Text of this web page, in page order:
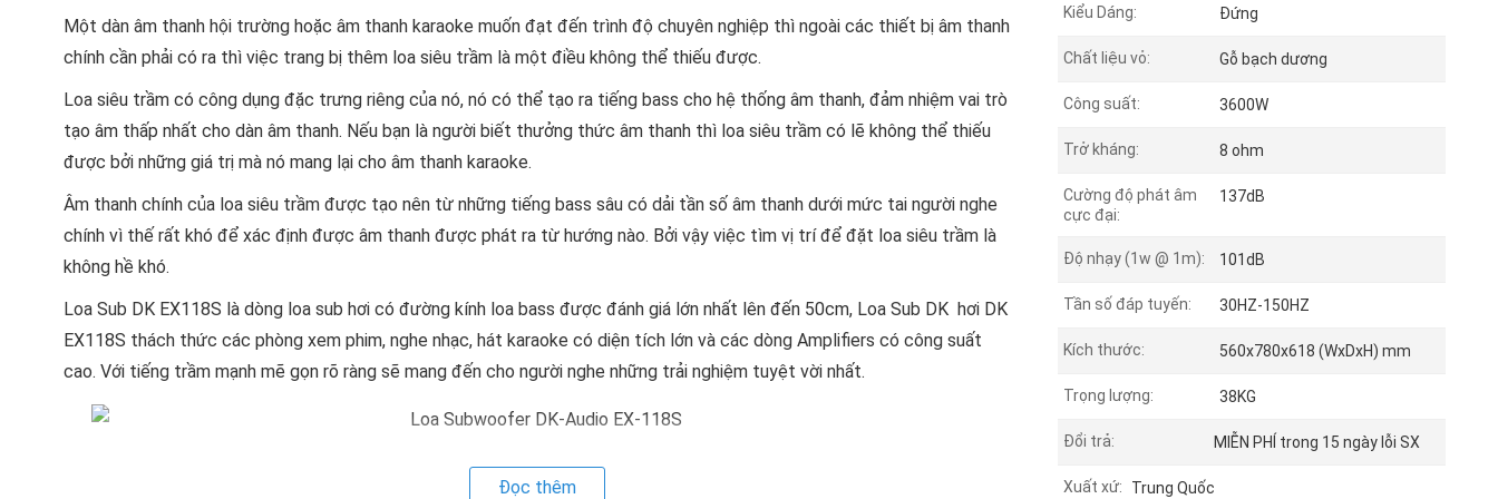
Một dàn âm thanh hội trường hoặc âm thanh karaoke muốn đạt đến trình độ chuyên nghiệp thì ngoài các thiết bị âm thanh
chính cần phải có ra thì việc trang bị thêm loa siêu trầm là một điều không thể thiếu được.
Loa siêu trầm có công dụng đặc trưng riêng của nó, nó có thể tạo ra tiếng bass cho hệ thống âm thanh, đảm nhiệm vai trò
tạo âm thấp nhất cho dàn âm thanh. Nếu bạn là người biết thưởng thức âm thanh thì loa siêu trầm có lẽ không thể thiếu
được bởi những giá trị mà nó mang lại cho âm thanh karaoke.
Âm thanh chính của loa siêu trầm được tạo nên từ những tiếng bass sâu có dải tần số âm thanh dưới mức tai người nghe
chính vì thế rất khó để xác định được âm thanh được phát ra từ hướng nào. Bởi vậy việc tìm vị trí để đặt loa siêu trầm là
không hề khó.
Loa Sub DK EX118S là dòng loa sub hơi có đường kính loa bass được đánh giá lớn nhất lên đến 50cm, Loa Sub DK hơi DK
EX118S thách thức các phòng xem phim, nghe nhạc, hát karaoke có diện tích lớn và các dòng Amplifiers có công suất
cao. Với tiếng trầm mạnh mẽ gọn rõ ràng sẽ mang đến cho người nghe những trải nghiệm tuyệt vời nhất.
Đọc thêm
Kiểu Dáng: Đứng
Chất liệu vỏ: Gỗ bạch dương
Công suất: 3600W
Trở kháng: 8 ohm
Cường độ phát âm
cực đại:
137dB
Độ nhạy (1w @ 1m): 101dB
Tần số đáp tuyến: 30HZ-150HZ
Kích thước: 560x780x618 (WxDxH) mm
Trọng lượng: 38KG
Đổi trả: MIỄN PHÍ trong 15 ngày lỗi SX
Xuất xứ: Trung Quốc